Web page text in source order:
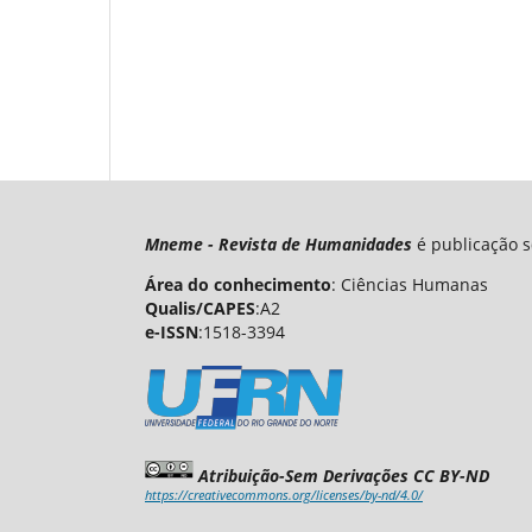
Mneme - Revista de Humanidades é publicação
Área do conhecimento: Ciências Humanas
Qualis/CAPES:A2
e-ISSN:1518-3394
Atribuição-Sem Derivações CC BY-ND
https://creativecommons.org/licenses/by-nd/4.0/